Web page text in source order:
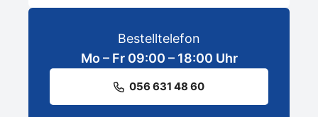
Bestelltelefon
Mo – Fr 09:00 – 18:00 Uhr
056 631 48 60